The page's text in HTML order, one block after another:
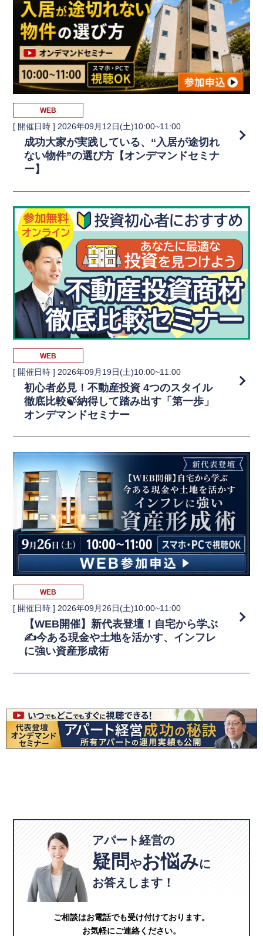
WEB
[ 開催日時 ] 2026年09月12日(土)10:00~11:00
成功大家が実践している、“入居が途切れ
ない物件”の選び方【オンデマンドセミナ
ー】
WEB
[ 開催日時 ] 2026年09月19日(土)10:00~11:00
初心者必見！不動産投資 4つのスタイル
徹底比較🍃納得して踏み出す「第一歩」
オンデマンドセミナー
WEB
[ 開催日時 ] 2026年09月26日(土)10:00~11:00
【WEB開催】新代表登壇！自宅から学ぶ
✍️今ある現金や土地を活かす、インフレ
に強い資産形成術
アパート経営の
疑問やお悩みに
お答えします！
ご相談はお電話でも受け付けております。
お気軽にご連絡ください。